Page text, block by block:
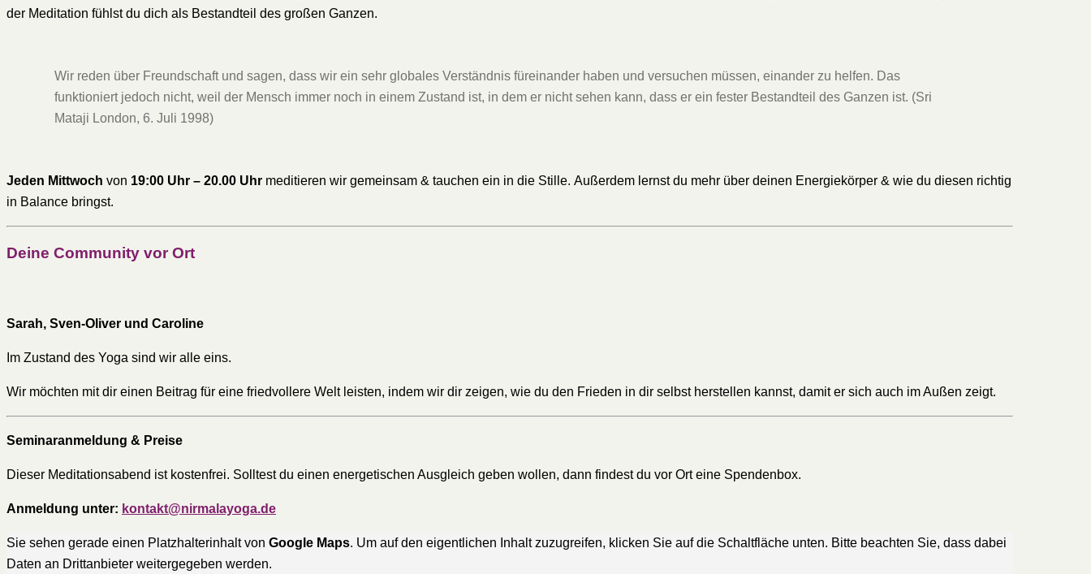
der Meditation fühlst du dich als Bestandteil des großen Ganzen.
Wir reden über Freundschaft und sagen, dass wir ein sehr globales Verständnis füreinander haben und versuchen müssen, einander zu helfen. Das
funktioniert jedoch nicht, weil der Mensch immer noch in einem Zustand ist, in dem er nicht sehen kann, dass er ein fester Bestandteil des Ganzen ist. (Sri
Mataji London, 6. Juli 1998)
Jeden Mittwoch von 19:00 Uhr – 20.00 Uhr meditieren wir gemeinsam & tauchen ein in die Stille. Außerdem lernst du mehr über deinen Energiekörper & wie du diesen richtig
in Balance bringst.
Deine Community vor Ort
Sarah, Sven-Oliver und Caroline
Im Zustand des Yoga sind wir alle eins.
Wir möchten mit dir einen Beitrag für eine friedvollere Welt leisten, indem wir dir zeigen, wie du den Frieden in dir selbst herstellen kannst, damit er sich auch im Außen zeigt.
Seminaranmeldung & Preise
Dieser Meditationsabend ist kostenfrei. Solltest du einen energetischen Ausgleich geben wollen, dann findest du vor Ort eine Spendenbox.
Anmeldung unter: kontakt@nirmalayoga.de
Sie sehen gerade einen Platzhalterinhalt von Google Maps. Um auf den eigentlichen Inhalt zuzugreifen, klicken Sie auf die Schaltfläche unten. Bitte beachten Sie, dass dabei
Daten an Drittanbieter weitergegeben werden.